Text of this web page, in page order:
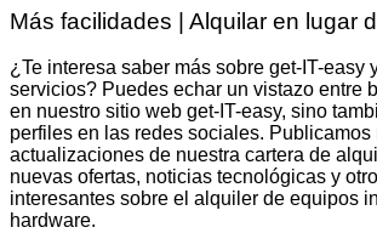
Más facilidades | Alquilar en lugar
¿Te interesa saber más sobre get-IT-easy
servicios? Puedes echar un vistazo entre
en nuestro sitio web get-IT-easy, sino
perfiles en las redes sociales. Publicamos
actualizaciones de nuestra cartera de
nuevas ofertas, noticias tecnológicas y
interesantes sobre el alquiler de equipos
hardware.